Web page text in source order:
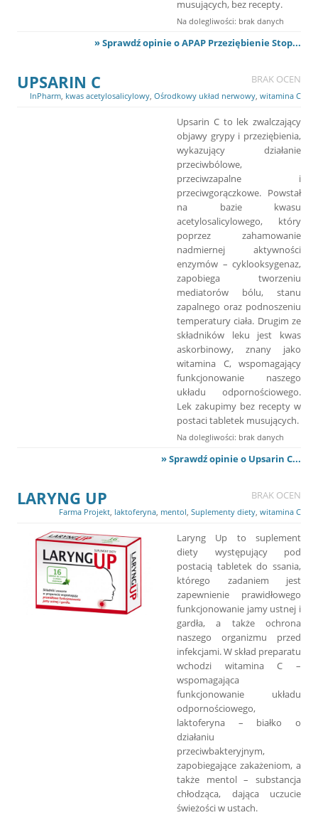
musujących, bez recepty.
Na dolegliwości: brak danych
» Sprawdź opinie o APAP Przeziębienie Stop...
UPSARIN C BRAK OCEN
InPharm kwas acetylosalicylowy Ośrodkowy układ nerwowy witamina C
Upsarin C to lek zwalczający
objawy grypy i przeziębienia,
wykazujący działanie
przeciwbólowe,
przeciwzapalne i
przeciwgorączkowe. Powstał
na bazie kwasu
acetylosalicylowego, który
poprzez zahamowanie
nadmiernej aktywności
enzymów – cyklooksygenaz,
zapobiega tworzeniu
mediatorów bólu, stanu
zapalnego oraz podnoszeniu
temperatury ciała. Drugim ze
składników leku jest kwas
askorbinowy, znany jako
witamina C, wspomagający
funkcjonowanie naszego
układu odpornościowego.
Lek zakupimy bez recepty w
postaci tabletek musujących.
Na dolegliwości: brak danych
» Sprawdź opinie o Upsarin C...
LARYNG UP BRAK OCEN
Farma Projekt laktoferyna mentol Suplementy diety witamina C
Laryng Up to suplement
diety występujący pod
postacią tabletek do ssania,
którego zadaniem jest
zapewnienie prawidłowego
funkcjonowanie jamy ustnej i
gardła, a także ochrona
naszego organizmu przed
infekcjami. W skład preparatu
wchodzi witamina C –
wspomagająca
funkcjonowanie układu
odpornościowego,
laktoferyna – białko o
działaniu
przeciwbakteryjnym,
zapobiegające zakażeniom, a
także mentol – substancja
chłodząca, dająca uczucie
świeżości w ustach.